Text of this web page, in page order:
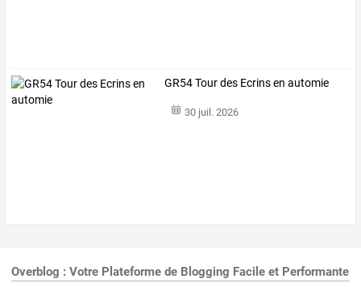
GR54 Tour des Ecrins en automie
30 juil. 2026
Overblog : Votre Plateforme de Blogging Facile et Performante